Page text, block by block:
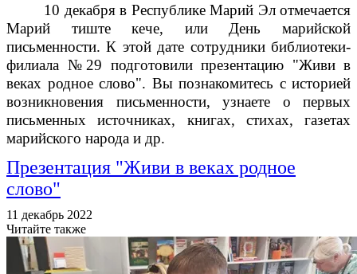
10 декабря в Республике Марий Эл отмечается
Марий тиште кече, или День марийской
письменности. К этой дате сотрудники библиотеки-
филиала №29 подготовили презентацию "Живи в
веках родное слово". Вы познакомитесь с историей
возникновения письменности, узнаете о первых
письменных источниках, книгах, стихах, газетах
марийского народа и др.
Презентация "Живи в веках родное
слово"
11 декабрь 2022
Читайте также